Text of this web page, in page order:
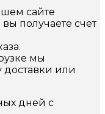
сайте
получаете счет
мы
доставки или
дней с